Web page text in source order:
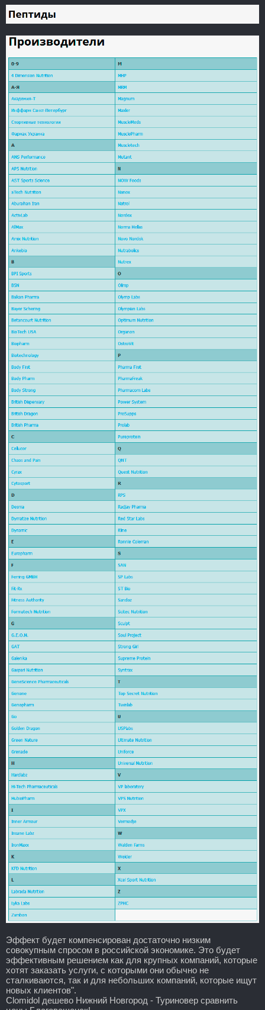
Эффект будет компенсирован достаточно низким
совокупным спросом в российской экономике. Это будет
эффективным решением как для крупных компаний, которые
хотят заказать услуги, с которыми они обычно не
сталкиваются, так и для небольших компаний, которые ищут
новых клиентов".
Clomidol дешево Нижний Новгород - Туриновер сравнить